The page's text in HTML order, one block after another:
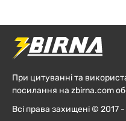
При цитуванні та
посилання на zbirna.com
Всі права захищені ©